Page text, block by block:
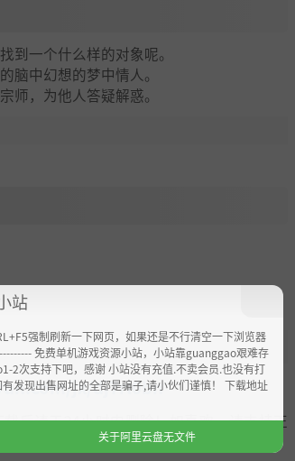
到一个什么样的对象呢。
脑中幻想的梦中情人。
师，为他人答疑解惑。
jx/dj7rl0bn
后请于24小时内删除！如喜欢，请支持正
站
强制刷新一下网页，如果还是不行清空一下浏览器
免费单机游戏资源小站，小站靠guanggao艰难存
2次支持下吧，感谢 小站没有充值.不卖会员.也没有打
发现出售网址的全部是骗子,请小伙们谨慎！ 下载地址
关于阿里云盘无文件